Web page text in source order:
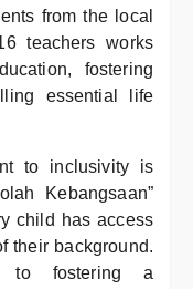
from the local
teachers works
fostering
essential life
to inclusivity is
Kebangsaan”
child has access
their background.
to fostering a